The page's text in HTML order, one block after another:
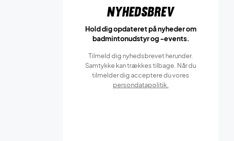
Nyhedsbrev
Hold dig opdateret på nyheder om
badmintonudstyr og -events.
Tilmeld dig nyhedsbrevet herunder.
Samtykke kan trækkes tilbage. Når du
tilmelder dig acceptere du vores
persondatapolitik.